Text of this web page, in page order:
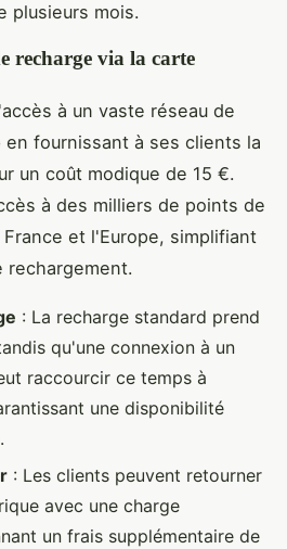
plusieurs mois.
recharge via la carte
à un vaste réseau de
en fournissant à ses clients la
un coût modique de 15 €.
à des milliers de points de
et l'Europe, simplifiant
rechargement.
: La recharge standard prend
qu'une connexion à un
raccourcir ce temps à
une disponibilité
: Les clients peuvent retourner
avec une charge
un frais supplémentaire de